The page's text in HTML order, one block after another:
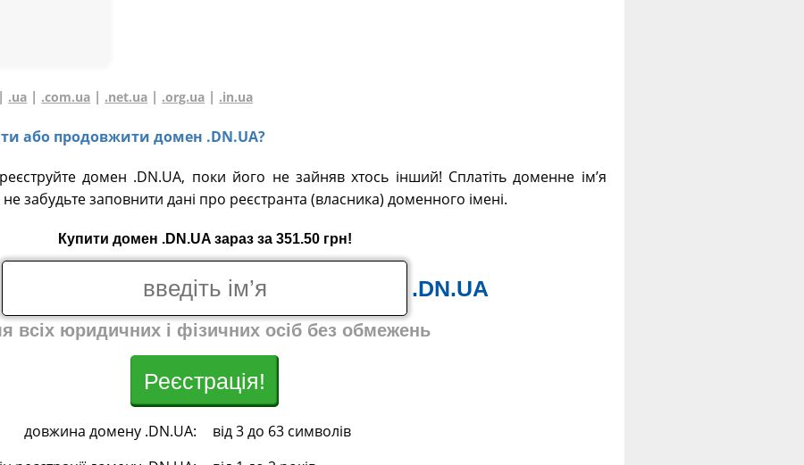
| .ua | .com.ua | .net.ua | .org.ua | .in.ua
або продовжити домен .DN.UA?
домен .DN.UA, поки його не зайняв хтось інший! Сплатіть доменне ім’я
забудьте заповнити дані про реєстранта (власника) доменного імені.
Купити домен .DN.UA зараз за 351.50 грн!
.DN.UA
всіх юридичних і фізичних осіб без обмежень
Реєстрація!
довжина домену .DN.UA:
від 3 до 63 символів